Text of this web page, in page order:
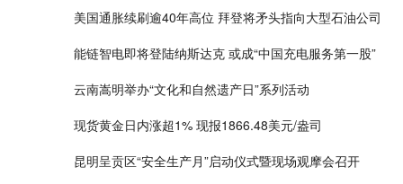
美国通胀续刷逾40年高位 拜登将矛头指向大型石油公司
能链智电即将登陆纳斯达克 或成“中国充电服务第一股”
云南嵩明举办“文化和自然遗产日”系列活动
现货黄金日内涨超1% 现报1866.48美元/盎司
昆明呈贡区“安全生产月”启动仪式暨现场观摩会召开